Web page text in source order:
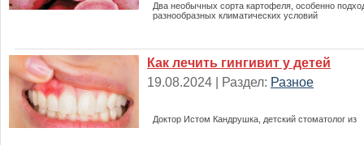
Два необычных сорта картофеля, особенно
разнообразных климатических условий
Как лечить гингивит у детей
19.08.2024 | Раздел: Разное
Доктор Истом Кандрушка, детский стоматолог из